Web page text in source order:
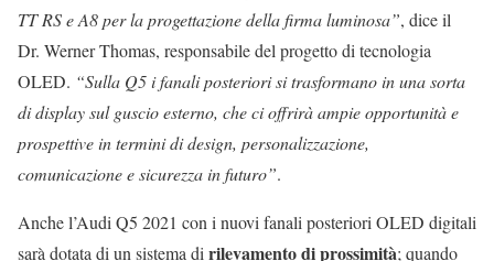
TT RS e A8 per la progettazione della firma luminosa”, dice il
Dr. Werner Thomas, responsabile del progetto di tecnologia
OLED. “Sulla Q5 i fanali posteriori si trasformano in una sorta
di display sul guscio esterno, che ci offrirà ampie opportunità e
prospettive in termini di design, personalizzazione,
comunicazione e sicurezza in futuro”.
Anche l’Audi Q5 2021 con i nuovi fanali posteriori OLED digitali
sarà dotata di un sistema di rilevamento di prossimità; quando